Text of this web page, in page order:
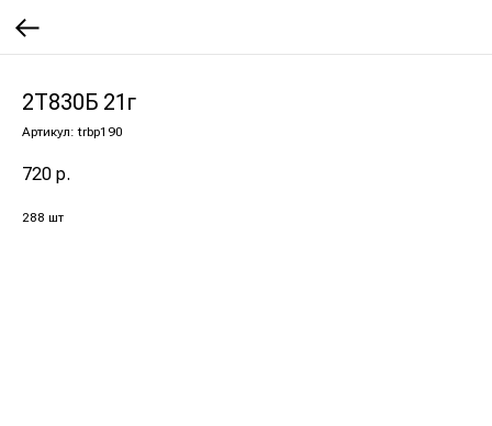
2Т830Б 21г
Артикул:trbp190
720 р.
288 шт